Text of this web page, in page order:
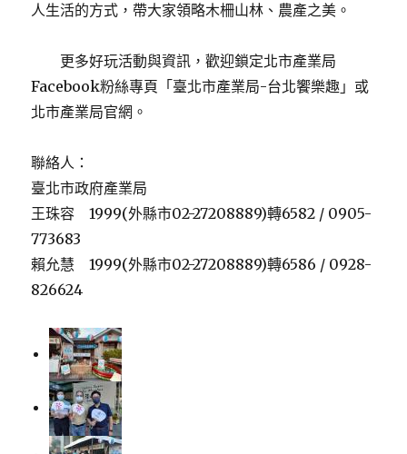
人生活的方式，帶大家領略木柵山林、農產之美。
更多好玩活動與資訊，歡迎鎖定北市產業局
Facebook粉絲專頁「臺北市產業局-台北饗樂趣」或
北市產業局官網。
聯絡人：
臺北市政府產業局
王珠容 1999(外縣市02-27208889)轉6582 / 0905-
773683
賴允慧 1999(外縣市02-27208889)轉6586 / 0928-
826624